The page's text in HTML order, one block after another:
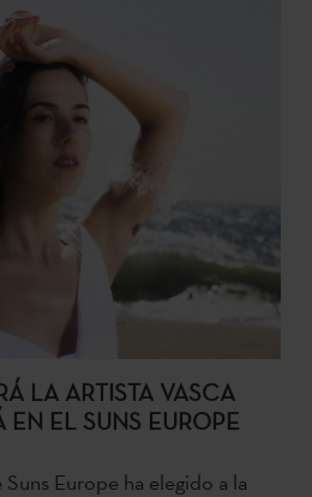
LA ARTISTA VASCA
EN EL SUNS EUROPE
Europe ha elegido a la